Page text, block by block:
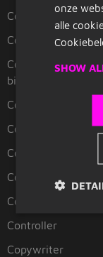
Commercieel
Commercieel
Commercieel
binnendienst
Conciërge
Consultant
Content manager
Controller
Copywriter
onze
alle
SHOW